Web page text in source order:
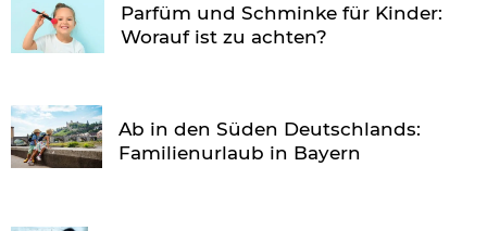
Parfüm und Schminke für Kinder:
Worauf ist zu achten?
Ab in den Süden Deutschlands:
Familienurlaub in Bayern